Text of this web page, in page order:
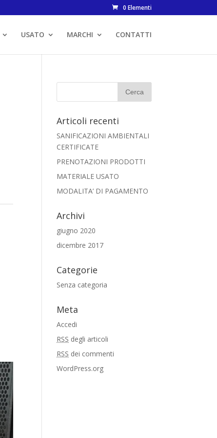
0 Elementi
USATO MARCHI CONTATTI
Articoli recenti
SANIFICAZIONI AMBIENTALI
CERTIFICATE
PRENOTAZIONI PRODOTTI
MATERIALE USATO
MODALITA’ DI PAGAMENTO
Archivi
giugno 2020
dicembre 2017
Categorie
Senza categoria
Meta
Accedi
RSS degli articoli
RSS dei commenti
WordPress.org